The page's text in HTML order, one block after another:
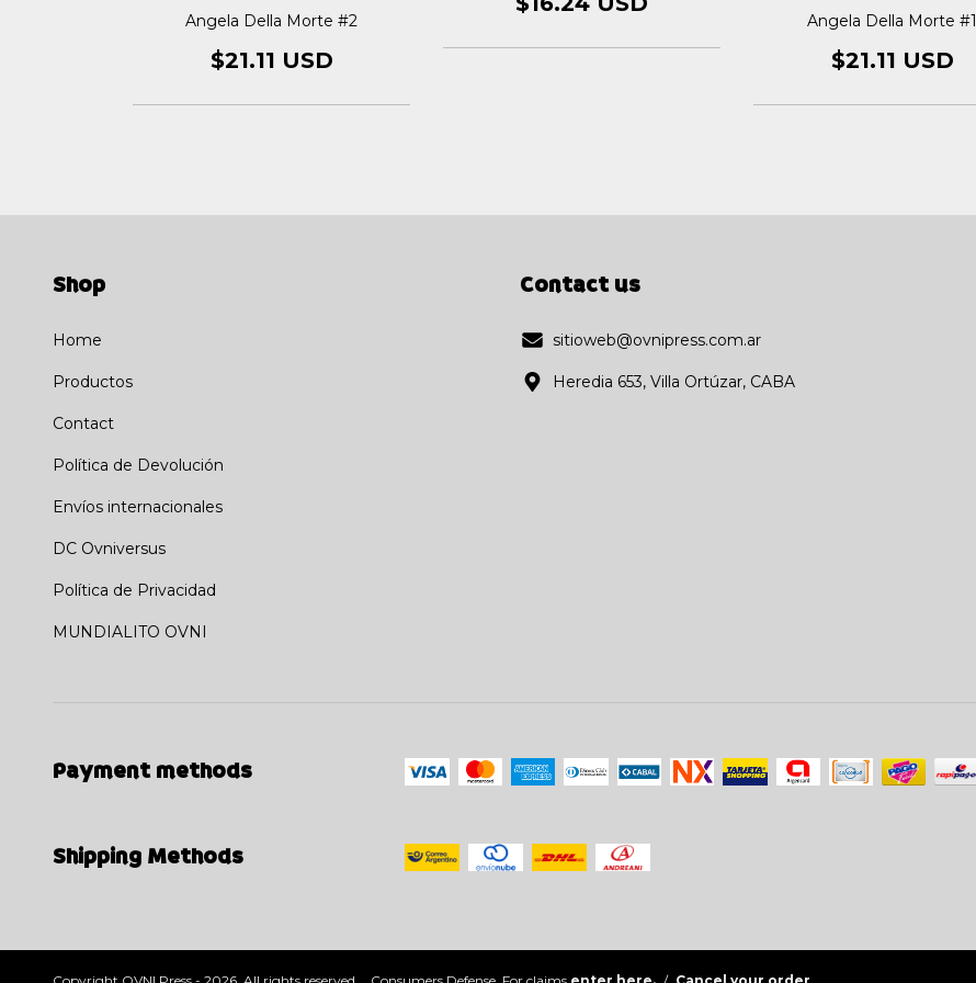
Angela Della Morte #2
$21.11 USD
Angela Della Morte #1
$21.11 USD
Shop
Home
Productos
Contact
Política de Devolución
Envíos internacionales
DC Ovniversus
Política de Privacidad
MUNDIALITO OVNI
Contact us
sitioweb@ovnipress.com.ar
Heredia 653, Villa Ortúzar, CABA
Payment methods
Shipping Methods